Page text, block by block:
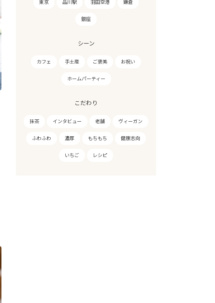
東京 品川駅 羽田空港 鎌倉
銀座
シーン
カフェ 手土産 ご褒美 お祝い
ホームパーティー
こだわり
抹茶 インタビュー 老舗 ヴィーガン
ふわふわ 濃厚 もちもち 健康志向
いちご レシピ